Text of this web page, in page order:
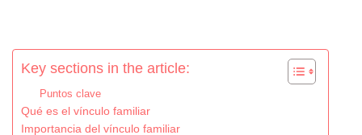
Key sections in the article:
Puntos clave
Qué es el vínculo familiar
Importancia del vínculo familiar